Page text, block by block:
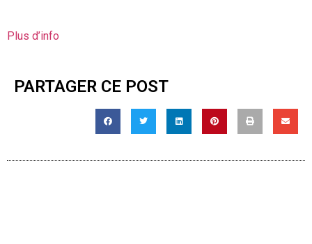
Plus d’info
PARTAGER CE POST